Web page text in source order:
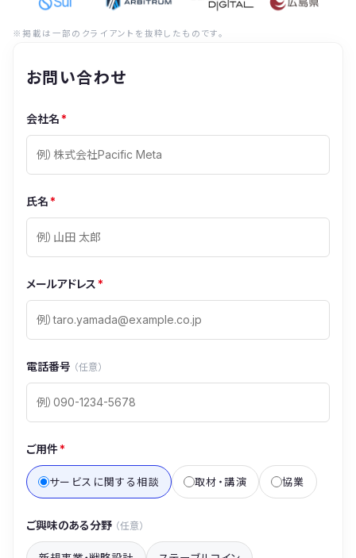
※掲載は一部のクライアントを抜粋したものです。
お問い合わせ
会社名*
氏名*
メールアドレス *
電話番号 （任意）
ご用件*
サービスに関する相談 取材・講演 協業
ご興味のある分野 （任意）